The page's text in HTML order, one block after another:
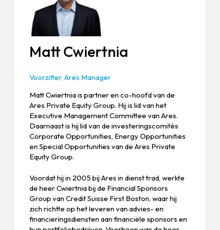
Matt Cwiertnia
Voorzitter, Ares Manager
Matt Cwiertnia is partner en co-hoofd van de
Ares Private Equity Group. Hij is lid van het
Executive Management Committee van Ares.
Daarnaast is hij lid van de investeringscomités
Corporate Opportunities, Energy Opportunities
en Special Opportunities van de Ares Private
Equity Group.
Voordat hij in 2005 bij Ares in dienst trad, werkte
de heer Cwiertnia bij de Financial Sponsors
Group van Credit Suisse First Boston, waar hij
zich richtte op het leveren van advies- en
financieringsdiensten aan financiële sponsors en